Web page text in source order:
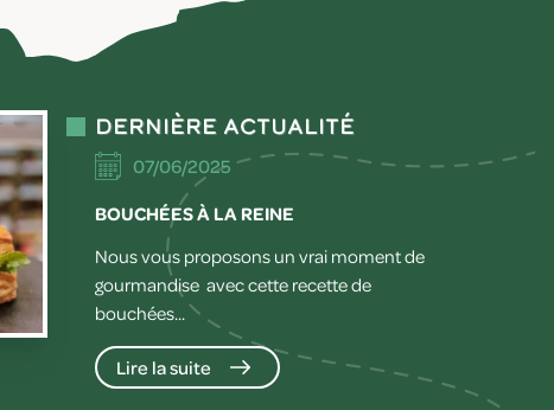
Dernière actualité
07/06/2025
BOUCHÉES À LA REINE
Nous vous proposons un vrai moment de
gourmandise avec cette recette de
bouchées...
Lire la suite